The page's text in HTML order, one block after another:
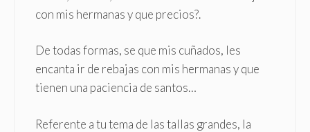
con mis hermanas y que precios?.
De todas formas, se que mis cuñados, les
encanta ir de rebajas con mis hermanas y que
tienen una paciencia de santos…
Referente a tu tema de las tallas grandes, la